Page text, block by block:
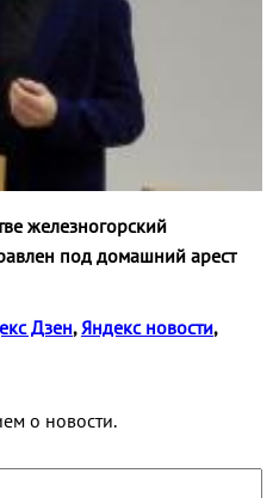
железногорский
под домашний арест
Дзен, Яндекс новости,
о новости.